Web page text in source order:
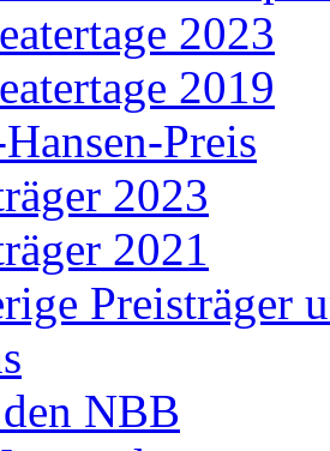
2023
2019
Preis
2023
2021
Preisträger
NBB